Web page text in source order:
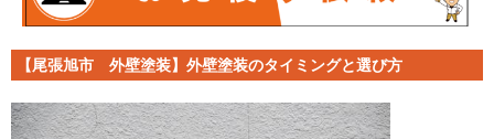
【尾張旭市 外壁塗装】外壁塗装のタイミングと選び方